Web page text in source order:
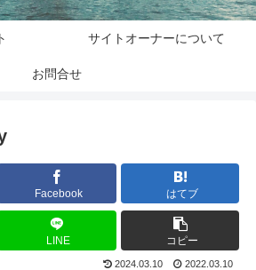
サイトオーナーについて
お問合せ
Facebook はてブ
LINE コピー
2024.03.10 2022.03.10